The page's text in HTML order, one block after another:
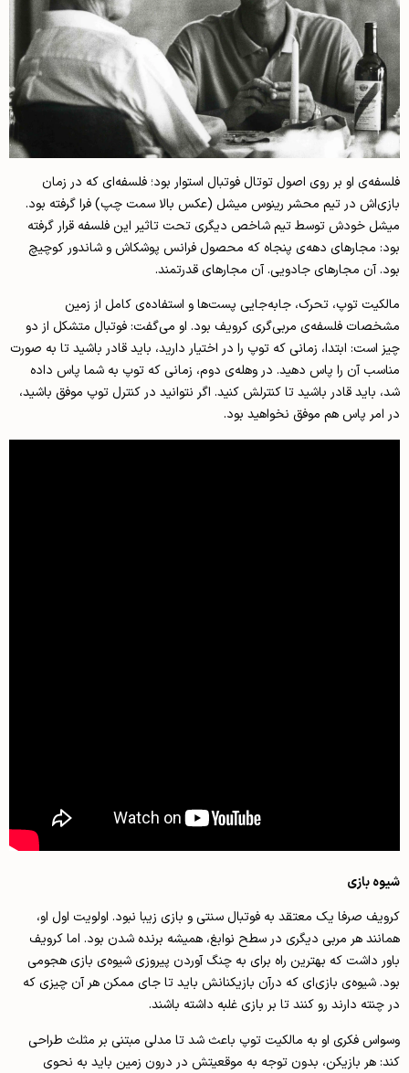
فلسفه‌ی او بر روی اصول توتال فوتبال استوار بود؛ فلسفه‌ای که در زمان
بازی‌اش در تیم محشر رینوس میشل (عکس بالا سمت چپ) فرا گرفته بود.
میشل خودش توسط تیم شاخص دیگری تحت تاثیر این فلسفه قرار گرفته
بود: مجارهای دهه‌ی پنجاه که محصول فرانس پوشکاش و شاندور کوچیچ
بود. آن مجار‌های جادویی. آن مجارهای قدرتمند.
مالکیت توپ، تحرک، جابه‌جایی پست‌ها و استفاده‌ی کامل از زمین
مشخصات فلسفه‌ی مربی‌گری کرویف بود. او می‌گفت: فوتبال متشکل از دو
چیز است: ابتدا، زمانی که توپ را در اختیار دارید، باید قادر باشید تا به صورت
مناسب آن را پاس دهید. در وهله‌ی دوم، زمانی که توپ به شما پاس داده
شد، باید قادر باشید تا کنترلش کنید. اگر نتوانید در کنترل توپ موفق باشید،
در امر پاس هم موفق نخواهید بود.‌
شیوه بازی
کرویف صرفا یک معتقد به فوتبال سنتی و بازی زیبا نبود. اولویت اول او،
همانند هر مربی دیگری در سطح نوابغ، همیشه برنده شدن بود. اما کرویف
باور داشت که بهترین راه برای به چنگ آوردن پیروزی شیوه‌ی بازی هجومی
بود. شیوه‌ی بازی‌ای که درآن بازیکنانش باید تا جای ممکن هر آن چیزی که
در چنته دارند رو کنند تا بر بازی غلبه داشته باشند.
وسواس فکری او به مالکیت توپ باعث شد تا مدلی مبتنی بر مثلث طراحی
کند: هر بازیکن، بدون توجه به موقعیتش در درون زمین باید به نحوی